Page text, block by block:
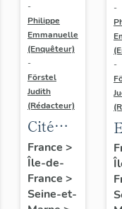
-
Philippe
Emmanuelle
(Enquêteur)
-
Förstel
Judith
(Rédacteur)
Cité
Descartes
France >
Île-de-
France >
Seine-et-
-
-